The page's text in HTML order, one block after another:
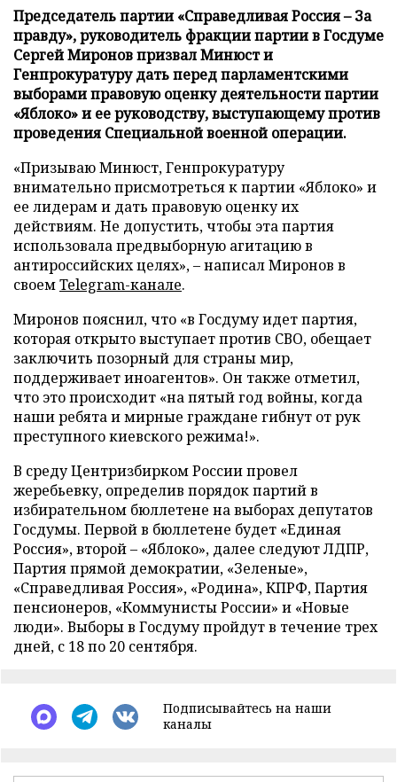
Председатель партии «Справедливая Россия – За
правду», руководитель фракции партии в Госдуме
Сергей Миронов призвал Минюст и
Генпрокуратуру дать перед парламентскими
выборами правовую оценку деятельности партии
«Яблоко» и ее руководству, выступающему против
проведения Специальной военной операции.
«Призываю Минюст, Генпрокуратуру
внимательно присмотреться к партии «Яблоко» и
ее лидерам и дать правовую оценку их
действиям. Не допустить, чтобы эта партия
использовала предвыборную агитацию в
антироссийских целях», – написал Миронов в
своемTelegram-канале.
Миронов пояснил, что «в Госдуму идет партия,
которая открыто выступает против СВО, обещает
заключить позорный для страны мир,
поддерживает иноагентов». Он также отметил,
что это происходит «на пятый год войны, когда
наши ребята и мирные граждане гибнут от рук
преступного киевского режима!».
В среду Центризбирком России провел
жеребьевку, определив порядок партий в
избирательном бюллетене на выборах депутатов
Госдумы. Первой в бюллетене будет «Единая
Россия», второй – «Яблоко», далее следуют ЛДПР,
Партия прямой демократии, «Зеленые»,
«Справедливая Россия», «Родина», КПРФ, Партия
пенсионеров, «Коммунисты России» и «Новые
люди». Выборы в Госдуму пройдут в течение трех
дней, с 18 по 20 сентября.
Подписывайтесь на наши
каналы